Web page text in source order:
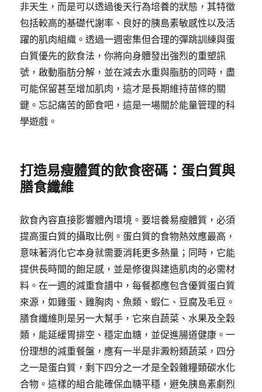
非天生，而是可以透過後天行為培養的狀態，其特徵
包括較高的基礎代謝率、良好的胰島素敏感性以及活
躍的肌肉組織。透過一週密集但合理的彈跳訓練與蛋
白質優先的飲食法，你將向身體發出強烈的重塑訊
號，啟動脂肪分解，並在減去水重與脂肪的同時，盡
可能保留甚至增加肌肉，這才是長期維持苗條的關
鍵。忘記痛苦的節食吧，這是一場關於能量管理的科
學遊戲。
打造易瘦體質的飲食密碼：蛋白質與
膳食纖維
飲食內容直接影響體內環境。要培養易瘦體質，必須
提高蛋白質的攝取比例。蛋白質的食物熱效應最高，
意味著消化它本身就需要消耗更多熱量；同時，它能
提供長時間的飽足感，並是修復與建造肌肉的必需材
料。在一週的減重食譜中，每餐都應包含優質蛋白質
來源，如雞蛋、雞胸肉、魚類、蝦仁、豆腐及毛豆。
膳食纖維則是另一大幫手，它來自蔬菜、水果及全穀
類，能延緩胃排空、穩定血糖，並促進腸道健康。一
份理想的減重餐盤，應有一半是非澱粉類蔬菜，四分
之一是蛋白質，剩下四分之一才是全穀雜糧類碳水化
合物。這樣的組合能確保血糖平穩，避免胰島素劇烈